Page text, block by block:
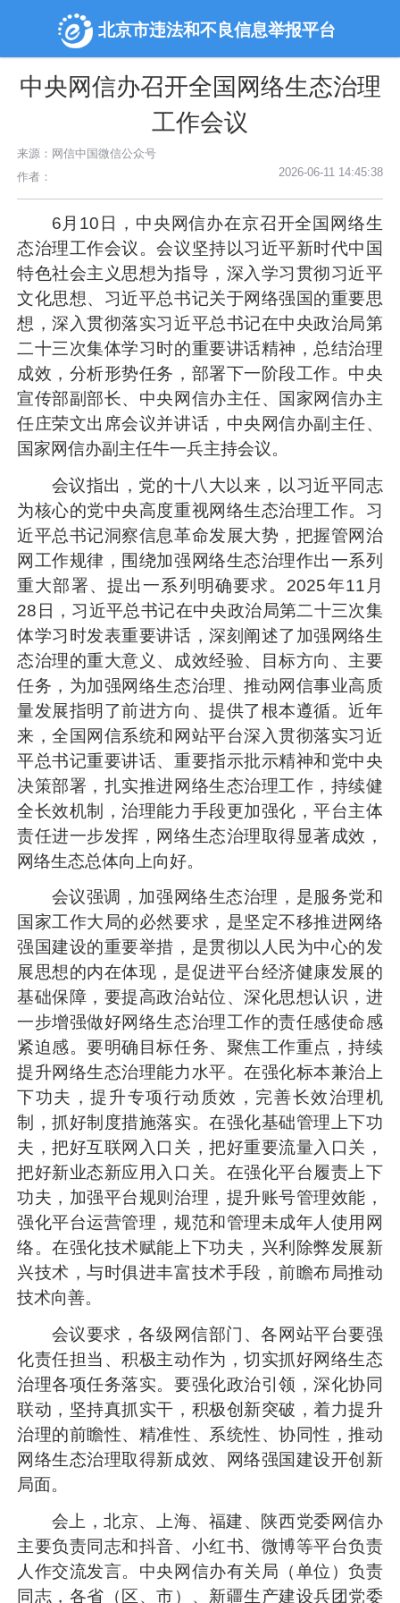
北京市违法和不良信息举报平台
中央网信办召开全国网络生态治理
工作会议
来源：网信中国微信公众号
作者：
2026-06-11 14:45:38
6月10日，中央网信办在京召开全国网络生
态治理工作会议。会议坚持以习近平新时代中国
特色社会主义思想为指导，深入学习贯彻习近平
文化思想、习近平总书记关于网络强国的重要思
想，深入贯彻落实习近平总书记在中央政治局第
二十三次集体学习时的重要讲话精神，总结治理
成效，分析形势任务，部署下一阶段工作。中央
宣传部副部长、中央网信办主任、国家网信办主
任庄荣文出席会议并讲话，中央网信办副主任、
国家网信办副主任牛一兵主持会议。
会议指出，党的十八大以来，以习近平同志
为核心的党中央高度重视网络生态治理工作。习
近平总书记洞察信息革命发展大势，把握管网治
网工作规律，围绕加强网络生态治理作出一系列
重大部署、提出一系列明确要求。2025年11月
28日，习近平总书记在中央政治局第二十三次集
体学习时发表重要讲话，深刻阐述了加强网络生
态治理的重大意义、成效经验、目标方向、主要
任务，为加强网络生态治理、推动网信事业高质
量发展指明了前进方向、提供了根本遵循。近年
来，全国网信系统和网站平台深入贯彻落实习近
平总书记重要讲话、重要指示批示精神和党中央
决策部署，扎实推进网络生态治理工作，持续健
全长效机制，治理能力手段更加强化，平台主体
责任进一步发挥，网络生态治理取得显著成效，
网络生态总体向上向好。
会议强调，加强网络生态治理，是服务党和
国家工作大局的必然要求，是坚定不移推进网络
强国建设的重要举措，是贯彻以人民为中心的发
展思想的内在体现，是促进平台经济健康发展的
基础保障，要提高政治站位、深化思想认识，进
一步增强做好网络生态治理工作的责任感使命感
紧迫感。要明确目标任务、聚焦工作重点，持续
提升网络生态治理能力水平。在强化标本兼治上
下功夫，提升专项行动质效，完善长效治理机
制，抓好制度措施落实。在强化基础管理上下功
夫，把好互联网入口关，把好重要流量入口关，
把好新业态新应用入口关。在强化平台履责上下
功夫，加强平台规则治理，提升账号管理效能，
强化平台运营管理，规范和管理未成年人使用网
络。在强化技术赋能上下功夫，兴利除弊发展新
兴技术，与时俱进丰富技术手段，前瞻布局推动
技术向善。
会议要求，各级网信部门、各网站平台要强
化责任担当、积极主动作为，切实抓好网络生态
治理各项任务落实。要强化政治引领，深化协同
联动，坚持真抓实干，积极创新突破，着力提升
治理的前瞻性、精准性、系统性、协同性，推动
网络生态治理取得新成效、网络强国建设开创新
局面。
会上，北京、上海、福建、陕西党委网信办
主要负责同志和抖音、小红书、微博等平台负责
人作交流发言。中央网信办有关局（单位）负责
同志，各省（区、市）、新疆生产建设兵团党委